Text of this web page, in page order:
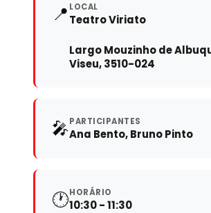
📍 LOCAL
Teatro Viriato
Largo Mouzinho de
Viseu, 3510-024
🎤PARTICIPANTES
Ana Bento, Bruno Pinto
🕐HORÁRIO
10:30 - 11:30